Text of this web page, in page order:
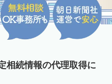
相続情報の代理取得に